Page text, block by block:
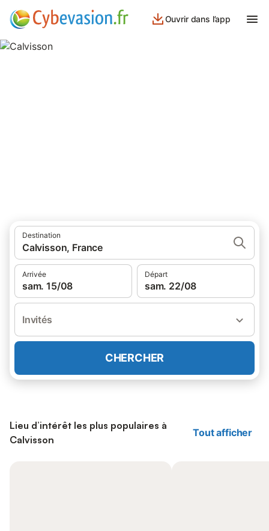
Ouvrir dans l’app
Destination
Calvisson, France
Arrivée
sam. 15/08
Départ
sam. 22/08
Invités
CHERCHER
Lieu d’intérêt les plus populaires à
Calvisson
Tout afficher